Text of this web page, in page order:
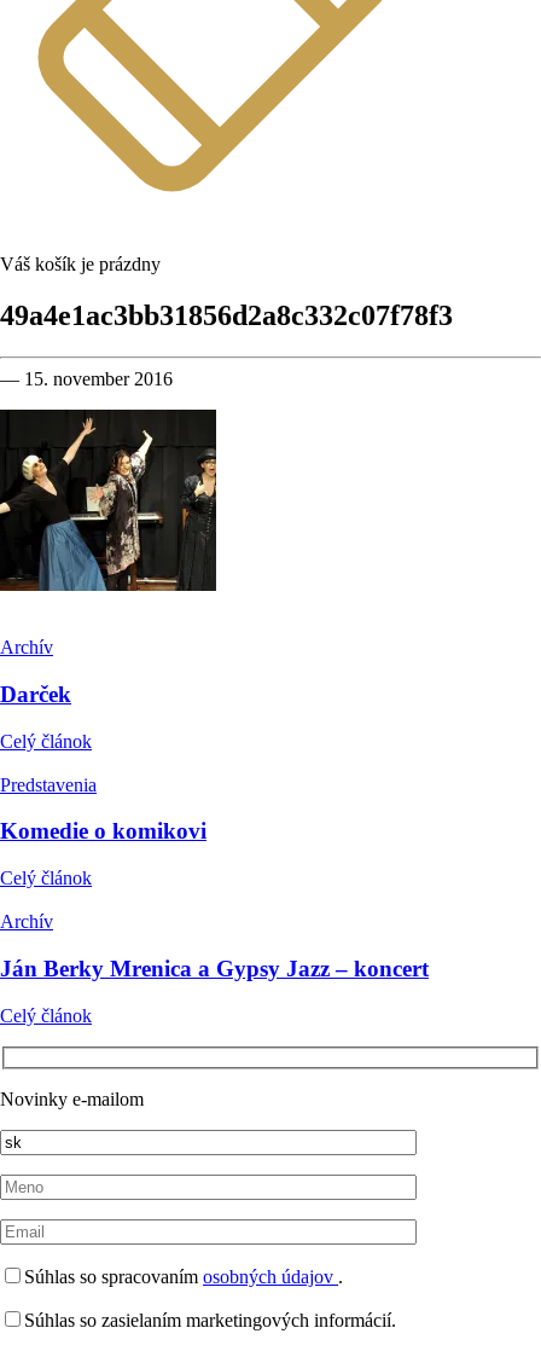
Váš košík je prázdny
49a4e1ac3bb31856d2a8c332c07f78f3
— 15. november 2016
Archív
Darček
Celý článok
Predstavenia
Komedie o komikovi
Celý článok
Archív
Ján Berky Mrenica a Gypsy Jazz – koncert
Celý článok
Novinky e-mailom
Súhlas so spracovaním osobných údajov .
Súhlas so zasielaním marketingových informácií.